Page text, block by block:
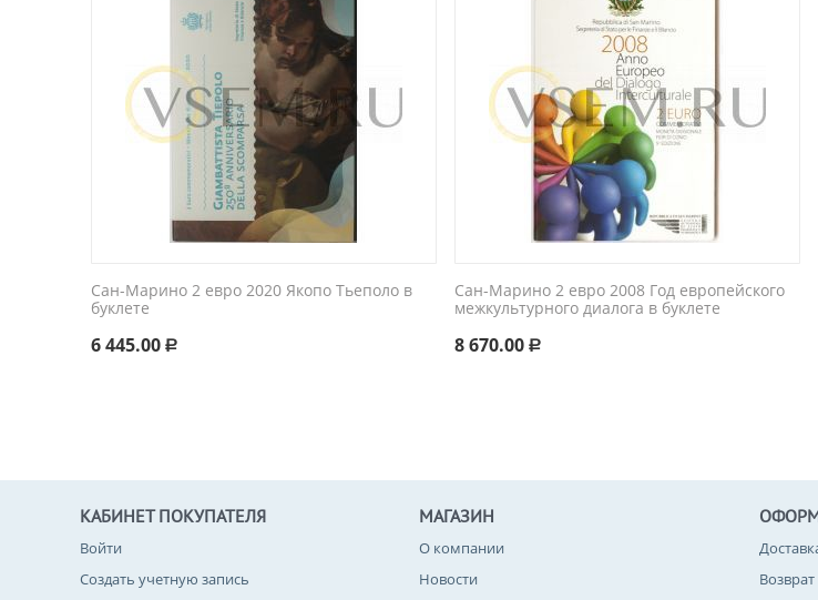
Сан-Марино 2 евро 2020 Якопо Тьеполо в
буклете
6 445.00 Р
Сан-Марино 2 евро 2008 Год европейского
межкультурного диалога в буклете
8 670.00 Р
КАБИНЕТ ПОКУПАТЕЛЯ
Войти
Создать учетную запись
МАГАЗИН
О компании
Новости
Возврат